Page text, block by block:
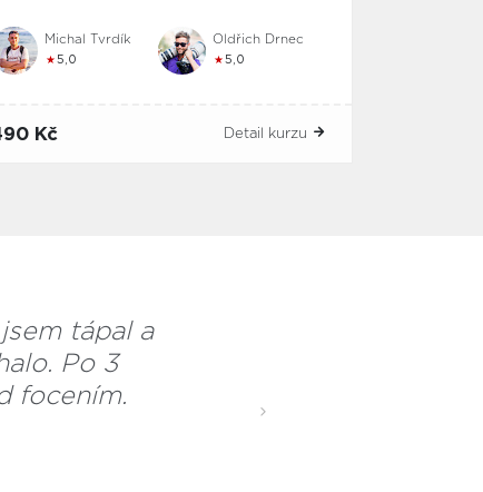
Michal Tvrdík
★ 5,0
Oldřich Drnec
★ 5,0
Kč Detail kurzu
tápal a
Po 3
focením.
Next